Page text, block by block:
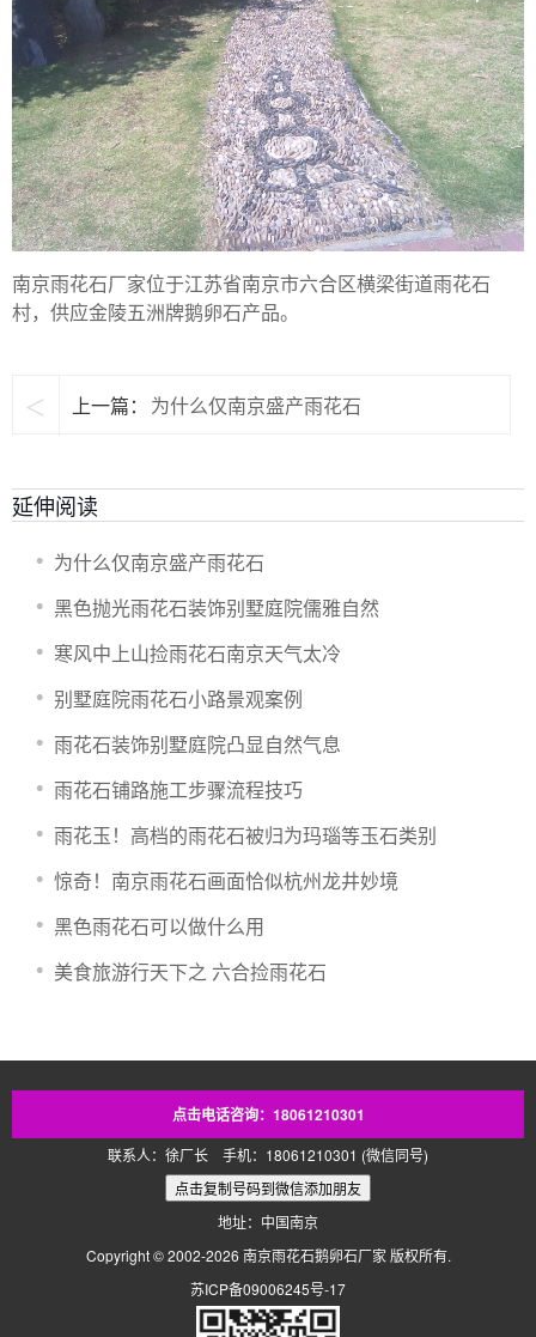
南京雨花石厂家位于江苏省南京市六合区横梁街道雨花石
村，供应金陵五洲牌鹅卵石产品。
< 上一篇： ​为什么仅南京盛产雨花石
延伸阅读
​为什么仅南京盛产雨花石
黑色抛光雨花石装饰别墅庭院儒雅自然
寒风中上山捡雨花石南京天气太冷
别墅庭院雨花石小路景观案例
雨花石装饰别墅庭院凸显自然气息
雨花石铺路施工步骤流程技巧
雨花玉！高档的雨花石被归为玛瑙等玉石类别
惊奇！南京雨花石画面恰似杭州龙井妙境
黑色雨花石可以做什么用
美食旅游行天下之 六合捡雨花石
点击电话咨询：18061210301
联系人：徐厂长 手机：18061210301 (微信同号)
地址：中国南京
Copyright © 2002-2026 南京雨花石鹅卵石厂家 版权所有.
苏ICP备09006245号-17